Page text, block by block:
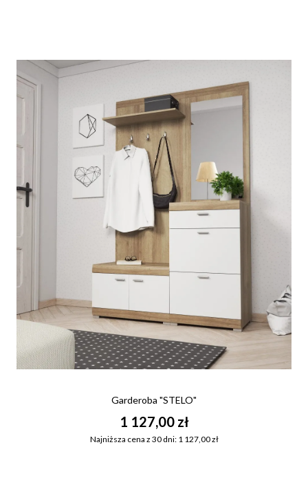
Garderoba "STELO"
1 127,00 zł
Najniższa cena z 30 dni: 1 127,00 zł